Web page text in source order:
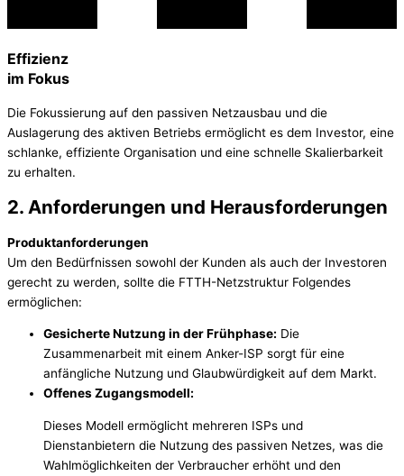
Effizienz
im Fokus
Die Fokussierung auf den passiven Netzausbau und die
Auslagerung des aktiven Betriebs ermöglicht es dem Investor, eine
schlanke, effiziente Organisation und eine schnelle Skalierbarkeit
zu erhalten.
2. Anforderungen und Herausforderungen
Produktanforderungen
Um den Bedürfnissen sowohl der Kunden als auch der Investoren
gerecht zu werden, sollte die FTTH-Netzstruktur Folgendes
ermöglichen:
Gesicherte Nutzung in der Frühphase: Die
Zusammenarbeit mit einem Anker-ISP sorgt für eine
anfängliche Nutzung und Glaubwürdigkeit auf dem Markt.
Offenes Zugangsmodell:
Dieses Modell ermöglicht mehreren ISPs und
Dienstanbietern die Nutzung des passiven Netzes, was die
Wahlmöglichkeiten der Verbraucher erhöht und den